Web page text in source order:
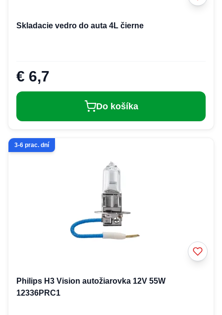
Skladacie vedro do auta 4L čierne
€ 6,7
Do košíka
3-6 prac. dní
Philips H3 Vision autožiarovka 12V 55W
12336PRC1